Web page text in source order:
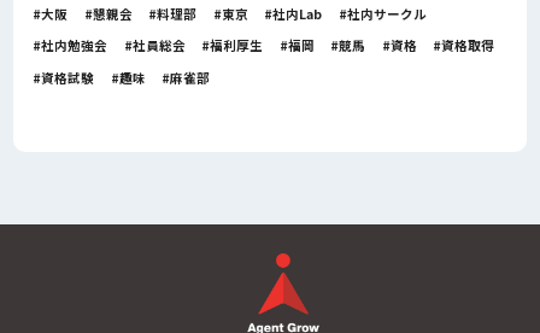
大阪
懇親会 料理部 東京 社内Lab
社内サークル
社内勉強会
社員総会 福利厚生 福岡 競馬 資格
資格取得
資格試験
趣味 麻雀部